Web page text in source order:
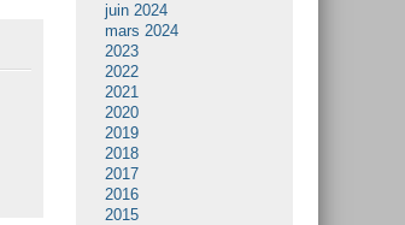
juin 2024
mars 2024
2023
2022
2021
2020
2019
2018
2017
2016
2015